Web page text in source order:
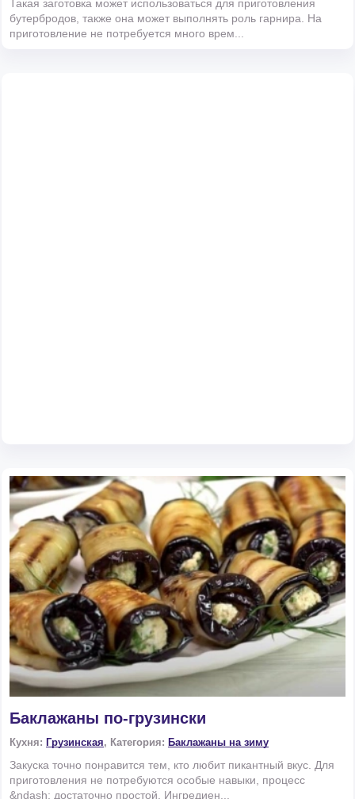
Такая заготовка может использоваться для приготовления
бутербродов, также она может выполнять роль гарнира. На
приготовление не потребуется много врем...
Баклажаны по-грузински
Кухня: Грузинская, Категория: Баклажаны на зиму
Закуска точно понравится тем, кто любит пикантный вкус. Для
приготовления не потребуются особые навыки, процесс
&ndash; достаточно простой. Ингредиен...